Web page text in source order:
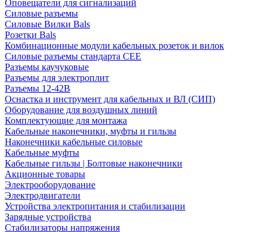
Оповещатели для сигнализаций
Силовые разъемы
Силовые Вилки Bals
Розетки Bals
Комбинационные модули кабельных розеток и вилок
Силовые разъемы стандарта CEE
Разъемы каучуковые
Разъемы для электроплит
Разъемы 12-42В
Оснастка и инструмент для кабельных и ВЛ (СИП)
Оборудование для воздушных линий
Комплектующие для монтажа
Кабельные наконечники, муфты и гильзы
Наконечники кабельные силовые
Кабельные муфты
Кабельные гильзы | Болтовые наконечники
Акционные товары
Электрооборудование
Электродвигатели
Устройства электропитания и стабилизации
Зарядные устройства
Стабилизаторы напряжения